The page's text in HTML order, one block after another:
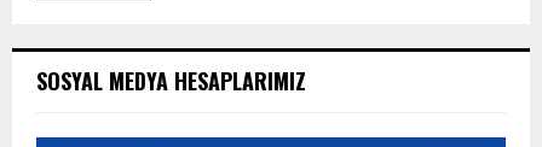
SOSYAL MEDYA HESAPLARIMIZ